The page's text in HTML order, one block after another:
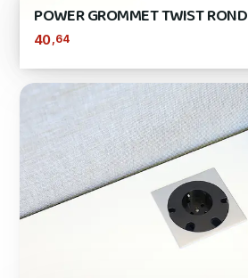
POWER GROMMET TWIST ROND
40 ,64